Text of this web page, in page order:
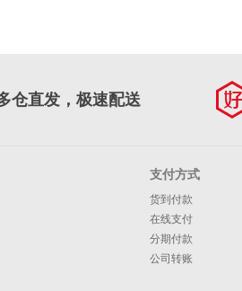
仓直发，极速配送
支付方式
货到付款
在线支付
分期付款
公司转账